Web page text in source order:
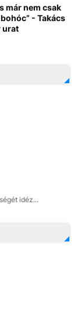
már nem csak
- Takács
urat
idéz...